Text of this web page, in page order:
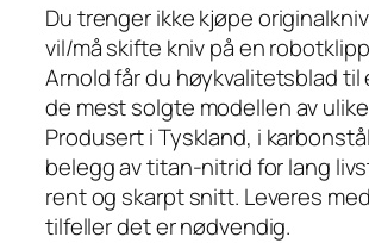
Du trenger ikke kjøpe
vil/må skifte kniv på en
Arnold får du høykvalitetsblad til
de mest solgte modellen av
Produsert i Tyskland, i
belegg av titan-nitrid for lang
rent og skarpt snitt. Leveres
tilfeller det er nødvendig.